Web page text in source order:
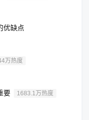
优缺点
万热度
要 1683.1万热度